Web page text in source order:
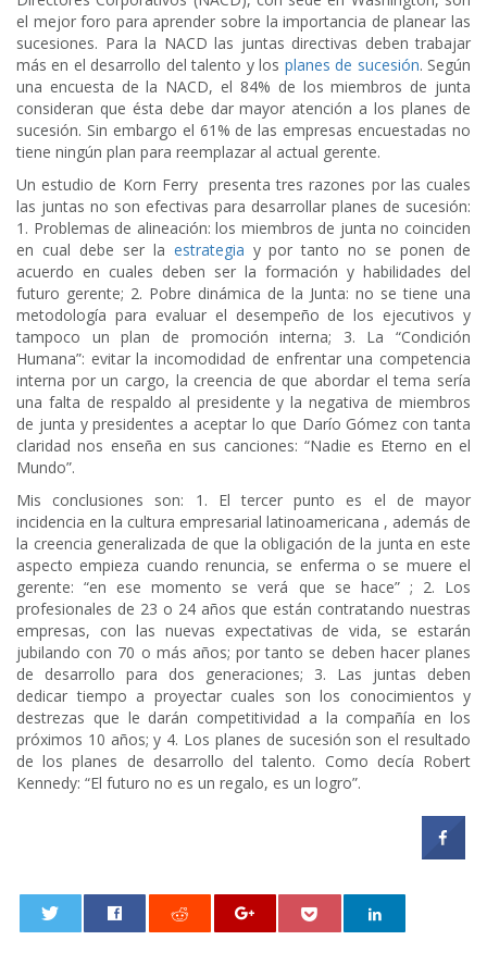
el mejor foro para aprender sobre la importancia de planear las
sucesiones. Para la NACD las juntas directivas deben trabajar
más en el desarrollo del talento y los planes de sucesión. Según
una encuesta de la NACD, el 84% de los miembros de junta
consideran que ésta debe dar mayor atención a los planes de
sucesión. Sin embargo el 61% de las empresas encuestadas no
tiene ningún plan para reemplazar al actual gerente.
Un estudio de Korn Ferry presenta tres razones por las cuales
las juntas no son efectivas para desarrollar planes de sucesión:
1. Problemas de alineación: los miembros de junta no coinciden
en cual debe ser la estrategia y por tanto no se ponen de
acuerdo en cuales deben ser la formación y habilidades del
futuro gerente; 2. Pobre dinámica de la Junta: no se tiene una
metodología para evaluar el desempeño de los ejecutivos y
tampoco un plan de promoción interna; 3. La “Condición
Humana”: evitar la incomodidad de enfrentar una competencia
interna por un cargo, la creencia de que abordar el tema sería
una falta de respaldo al presidente y la negativa de miembros
de junta y presidentes a aceptar lo que Darío Gómez con tanta
claridad nos enseña en sus canciones: “Nadie es Eterno en el
Mundo”.
Mis conclusiones son: 1. El tercer punto es el de mayor
incidencia en la cultura empresarial latinoamericana , además de
la creencia generalizada de que la obligación de la junta en este
aspecto empieza cuando renuncia, se enferma o se muere el
gerente: “en ese momento se verá que se hace” ; 2. Los
profesionales de 23 o 24 años que están contratando nuestras
empresas, con las nuevas expectativas de vida, se estarán
jubilando con 70 o más años; por tanto se deben hacer planes
de desarrollo para dos generaciones; 3. Las juntas deben
dedicar tiempo a proyectar cuales son los conocimientos y
destrezas que le darán competitividad a la compañía en los
próximos 10 años; y 4. Los planes de sucesión son el resultado
de los planes de desarrollo del talento. Como decía Robert
Kennedy: “El futuro no es un regalo, es un logro”.